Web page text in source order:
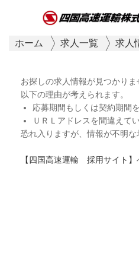
ホーム 求人一覧 求人
お探しの求人情報が見つかりま
以下の理由が考えられます。
応募期間もしくは契約期間
ＵＲＬアドレスを間違えてい
恐れ入りますが、情報が不明
【四国高速運輸 採用サイト】